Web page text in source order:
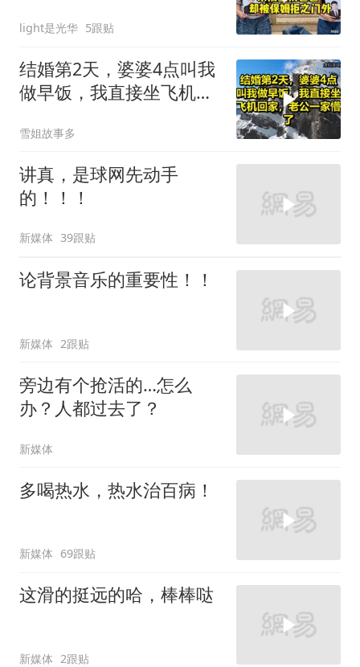
light是光华 5跟贴
结婚第2天，婆婆4点叫我
做早饭，我直接坐飞机回
雪姐故事多
讲真，是球网先动手
的！！！
新媒体 39跟贴
论背景音乐的重要性！！
新媒体 2跟贴
旁边有个抢活的…怎么
办？人都过去了？
新媒体
多喝热水，热水治百病！
新媒体 69跟贴
这滑的挺远的哈，棒棒哒
新媒体 2跟贴